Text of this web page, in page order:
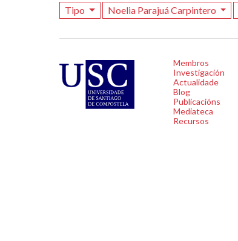
Tipo Noelia Parajuá Carpintero
Membros
Investigación
Actualidade
Blog
Publicacións
Mediateca
Recursos